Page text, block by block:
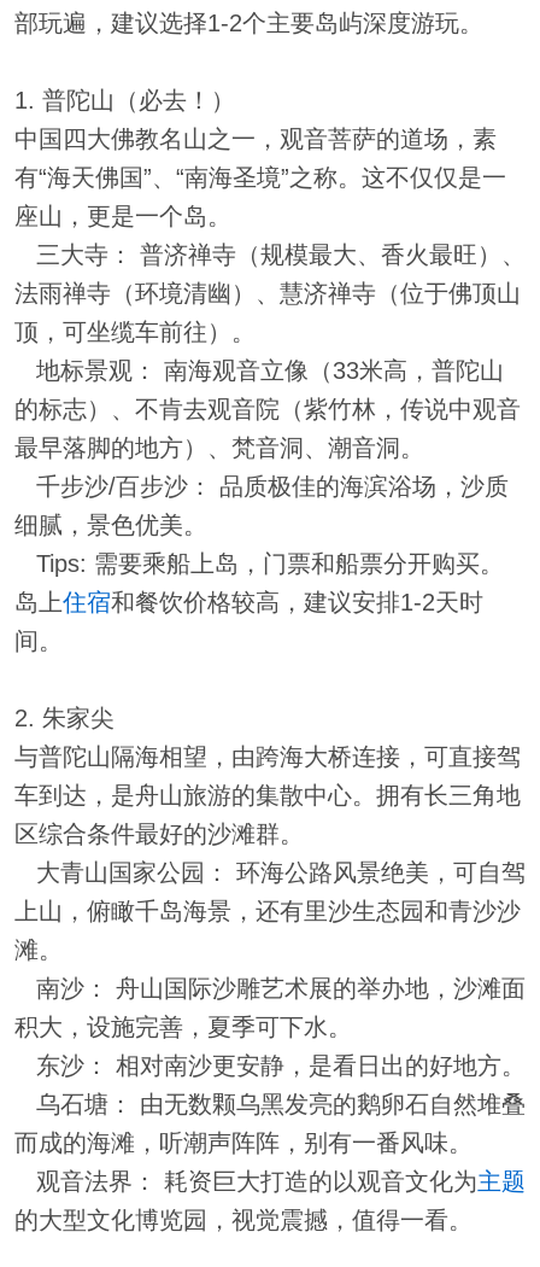
部玩遍，建议选择1-2个主要岛屿深度游玩。
1. 普陀山（必去！）
中国四大佛教名山之一，观音菩萨的道场，素
有“海天佛国”、“南海圣境”之称。这不仅仅是一
座山，更是一个岛。
三大寺： 普济禅寺（规模最大、香火最旺）、
法雨禅寺（环境清幽）、慧济禅寺（位于佛顶山
顶，可坐缆车前往）。
地标景观： 南海观音立像（33米高，普陀山
的标志）、不肯去观音院（紫竹林，传说中观音
最早落脚的地方）、梵音洞、潮音洞。
千步沙/百步沙： 品质极佳的海滨浴场，沙质
细腻，景色优美。
Tips: 需要乘船上岛，门票和船票分开购买。
岛上住宿和餐饮价格较高，建议安排1-2天时
间。
2. 朱家尖
与普陀山隔海相望，由跨海大桥连接，可直接驾
车到达，是舟山旅游的集散中心。拥有长三角地
区综合条件最好的沙滩群。
大青山国家公园： 环海公路风景绝美，可自驾
上山，俯瞰千岛海景，还有里沙生态园和青沙沙
滩。
南沙： 舟山国际沙雕艺术展的举办地，沙滩面
积大，设施完善，夏季可下水。
东沙： 相对南沙更安静，是看日出的好地方。
乌石塘： 由无数颗乌黑发亮的鹅卵石自然堆叠
而成的海滩，听潮声阵阵，别有一番风味。
观音法界： 耗资巨大打造的以观音文化为主题
的大型文化博览园，视觉震撼，值得一看。